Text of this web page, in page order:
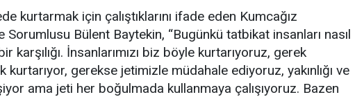
kurtarmak için çalıştıklarını ifade eden Kumcağız
Sorumlusu Bülent Baytekin, “Bugünkü tatbikat insanları nasıl
karşılığı. İnsanlarımızı biz böyle kurtarıyoruz, gerek
gerekse jetimizle müdahale ediyoruz, yakınlığı ve
ama jeti her boğulmada kullanmaya çalışıyoruz. Bazen